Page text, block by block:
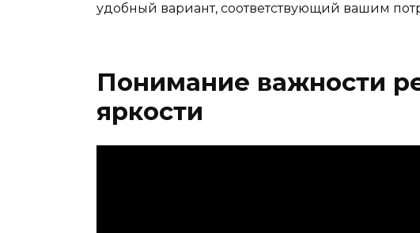
удобный вариант, соответствующий вашим
Понимание важности
яркости